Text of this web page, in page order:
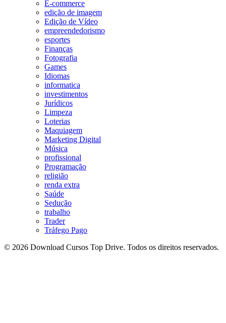
E-commerce
edição de imagem
Edição de Vídeo
empreendedorismo
esportes
Finanças
Fotografia
Games
Idiomas
informatica
investimentos
Jurídicos
Limpeza
Loterias
Maquiagem
Marketing Digital
Música
profissional
Programação
religião
renda extra
Saúde
Sedução
trabalho
Trader
Tráfego Pago
© 2026 Download Cursos Top Drive. Todos os direitos reservados.